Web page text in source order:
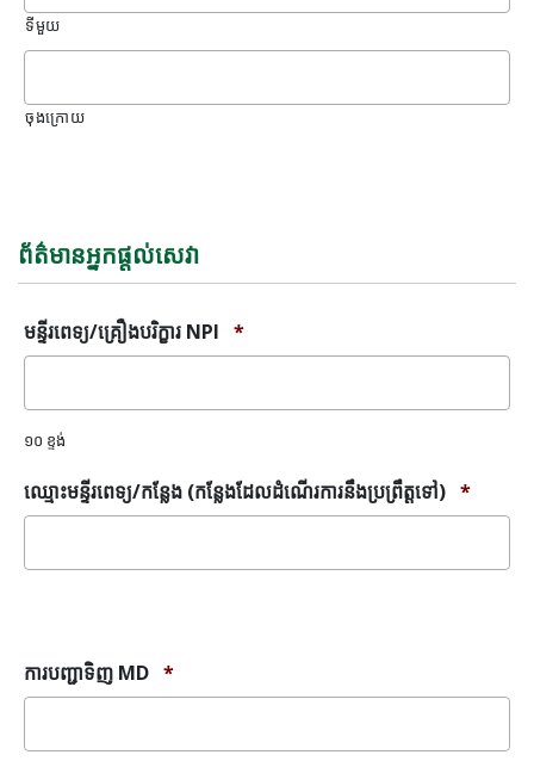
YYYY
ទីមួយ
ចុងក្រោយ
ព័ត៌មានអ្នកផ្តល់សេវា
មន្ទីរពេទ្យ/គ្រឿងបរិក្ខារ NPI *
១០ ខ្ទង់
ឈ្មោះមន្ទីរពេទ្យ/កន្លែង (កន្លែងដែលដំណើរការនឹងប្រព្រឹត្តទៅ) *
ការបញ្ជាទិញ MD *